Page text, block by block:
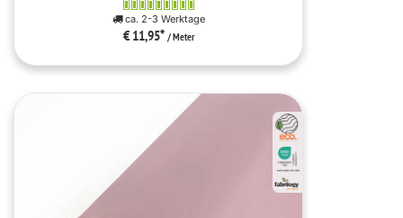
ca. 2-3 Werktage
€ 11,95* / Meter